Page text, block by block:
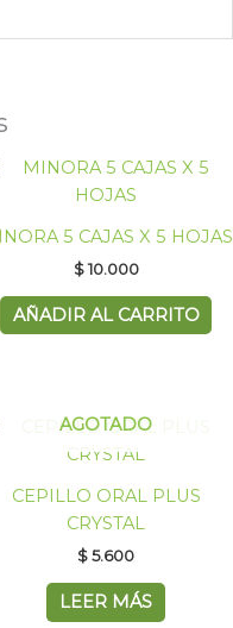
5 CAJAS X 5 HOJAS
$10.000
AÑADIR AL CARRITO
AGOTADO
CEPILLO ORAL PLUS
CRYSTAL
$5.600
LEER MÁS